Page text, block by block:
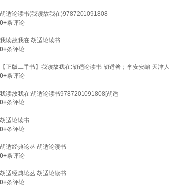
胡适论读书(我读故我在)9787201091808
0+条评论
我读故我在:胡适论读书
0+条评论
【正版二手书】我读故我在:胡适论读书 胡适著；李安安编 天津人
0+条评论
我读故我在:胡适论读书9787201091808[胡适
0+条评论
胡适论读书
0+条评论
胡适经典论丛 胡适论读书
0+条评论
胡适经典论丛 胡适论读书
0+条评论